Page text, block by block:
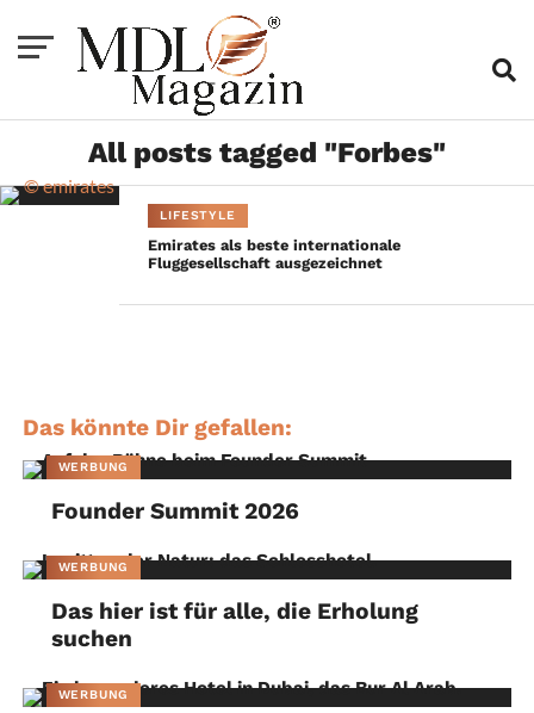
All posts tagged "Forbes"
LIFESTYLE
Emirates als beste internationale
Fluggesellschaft ausgezeichnet
Das könnte Dir gefallen:
WERBUNG
Founder Summit 2026
WERBUNG
Das hier ist für alle, die Erholung
suchen
WERBUNG